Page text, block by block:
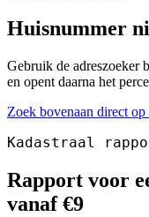
Huisnummer
Gebruik de adreszoeker
en opent daarna het
Zoek bovenaan direct op
Kadastraal
Rapport voor
vanaf €9